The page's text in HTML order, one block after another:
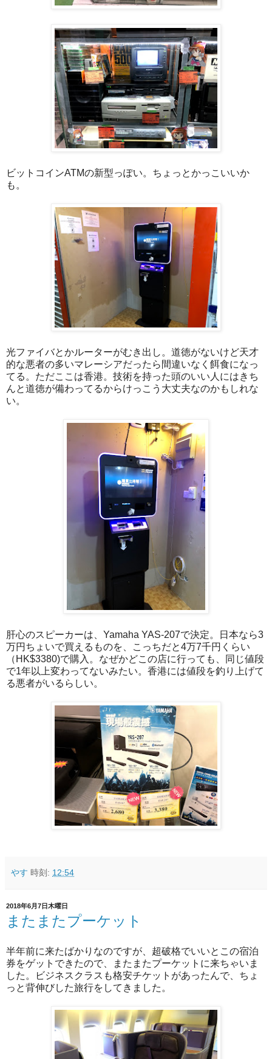
ビットコインATMの新型っぽい。ちょっとかっこいいか
も。
光ファイバとかルーターがむき出し。道徳がないけど天才
的な悪者の多いマレーシアだったら間違いなく餌食になっ
てる。ただここは香港。技術を持った頭のいい人にはきち
んと道徳が備わってるからけっこう大丈夫なのかもしれな
い。
肝心のスピーカーは、Yamaha YAS-207で決定。日本なら3
万円ちょいで買えるものを、こっちだと4万7千円くらい
（HK$3380)で購入。なぜかどこの店に行っても、同じ値段
で1年以上変わってないみたい。香港には値段を釣り上げて
る悪者がいるらしい。
やす 時刻: 12:54
2018年6月7日木曜日
またまたプーケット
半年前に来たばかりなのですが、超破格でいいとこの宿泊
券をゲットできたので、またまたプーケットに来ちゃいま
した。ビジネスクラスも格安チケットがあったんで、ちょ
っと背伸びした旅行をしてきました。